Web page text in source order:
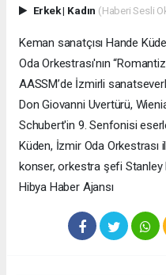
Erkek| Kadın (Haberi Sesli
Keman sanatçısı Hande
Oda Orkestrası'nın
AASSM’de İzmirli
Don Giovanni Uvertürü,
Schubert'in 9. Senfonisi
Küden, İzmir Oda Orkestrası
konser, orkestra şefi
Hibya Haber Ajansı